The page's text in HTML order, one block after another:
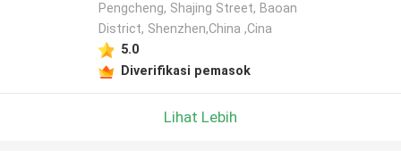
Pengcheng, Shajing Street, Baoan
District, Shenzhen,China ,Cina
5.0
Diverifikasi pemasok
Lihat Lebih